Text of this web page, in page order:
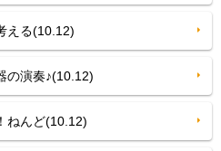
える(10.12)
の演奏♪(10.12)
んど(10.12)